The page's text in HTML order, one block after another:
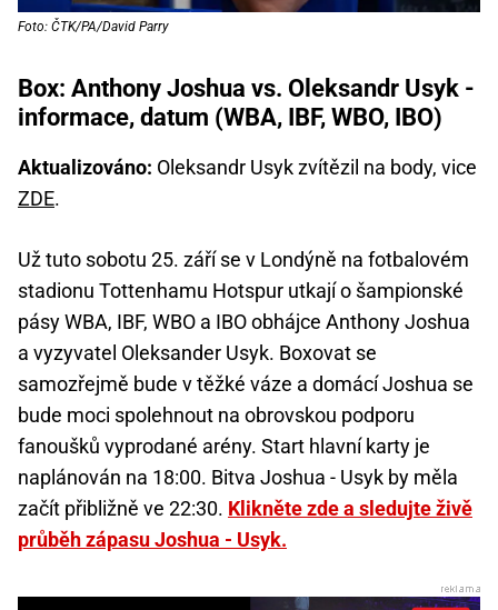
Foto: ČTK/PA/David Parry
Box: Anthony Joshua vs. Oleksandr Usyk -
informace, datum (WBA, IBF, WBO, IBO)
Aktualizováno: Oleksandr Usyk zvítězil na body, vice
ZDE.
Už tuto sobotu 25. září se v Londýně na fotbalovém
stadionu Tottenhamu Hotspur utkají o šampionské
pásy WBA, IBF, WBO a IBO obhájce Anthony Joshua
a vyzyvatel Oleksander Usyk. Boxovat se
samozřejmě bude v těžké váze a domácí Joshua se
bude moci spolehnout na obrovskou podporu
fanoušků vyprodané arény. Start hlavní karty je
naplánován na 18:00. Bitva Joshua - Usyk by měla
začít přibližně ve 22:30. Klikněte zde a sledujte živě
průběh zápasu Joshua - Usyk.